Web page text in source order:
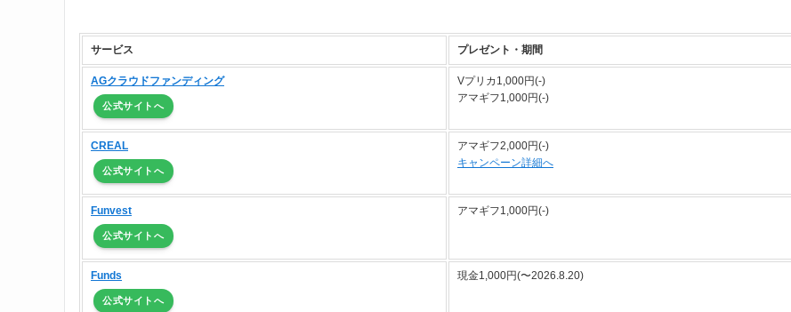
サービス プレゼント・期間
AGクラウドファンディング
公式サイトへ
Vプリカ1,000円(-)
アマギフ1,000円(-)
CREAL
公式サイトへ
アマギフ2,000円(-)
キャンペーン詳細へ
Funvest
公式サイトへ
アマギフ1,000円(-)
Funds
公式サイトへ
現金1,000円(〜2026.8.20)